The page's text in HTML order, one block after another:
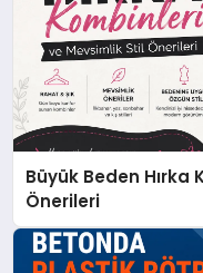
Büyük Beden
Önerileri